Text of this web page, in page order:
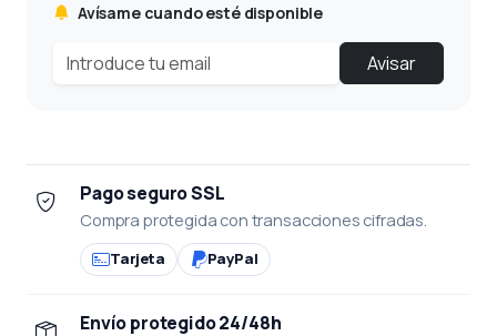
Avísame cuando esté disponible
Avisar
Pago seguro SSL
Compra protegida con transacciones cifradas.
Tarjeta PayPal
Envío protegido 24/48h